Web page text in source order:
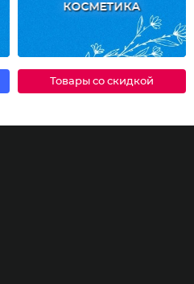
КОСМЕТИКА
Товары со скидкой